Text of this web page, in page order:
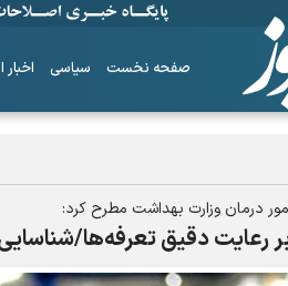
صفحه نخست سیاسی
درمان وزارت بهداشت مطرح کرد:
رعایت دقیق تعرفه‌ها/